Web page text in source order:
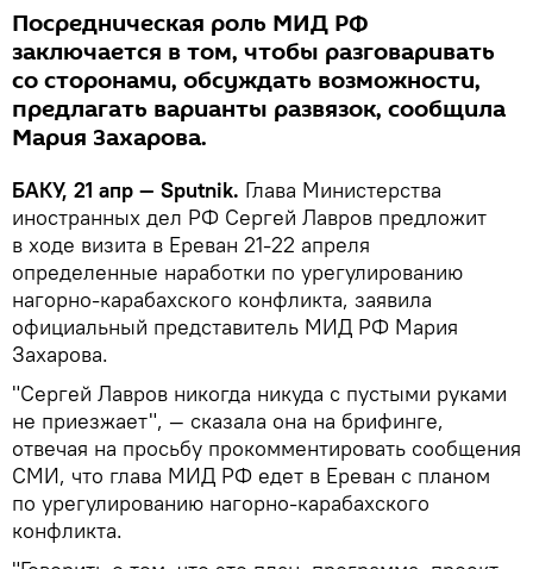
Посредническая роль МИД РФ
заключается в том, чтобы разговаривать
со сторонами, обсуждать возможности,
предлагать варианты развязок, сообщила
Мария Захарова.
БАКУ, 21 апр — Sputnik. Глава Министерства
иностранных дел РФ Сергей Лавров предложит
в ходе визита в Ереван 21-22 апреля
определенные наработки по урегулированию
нагорно-карабахского конфликта, заявила
официальный представитель МИД РФ Мария
Захарова.
"Сергей Лавров никогда никуда с пустыми руками
не приезжает", — сказала она на брифинге,
отвечая на просьбу прокомментировать сообщения
СМИ, что глава МИД РФ едет в Ереван с планом
по урегулированию нагорно-карабахского
конфликта.